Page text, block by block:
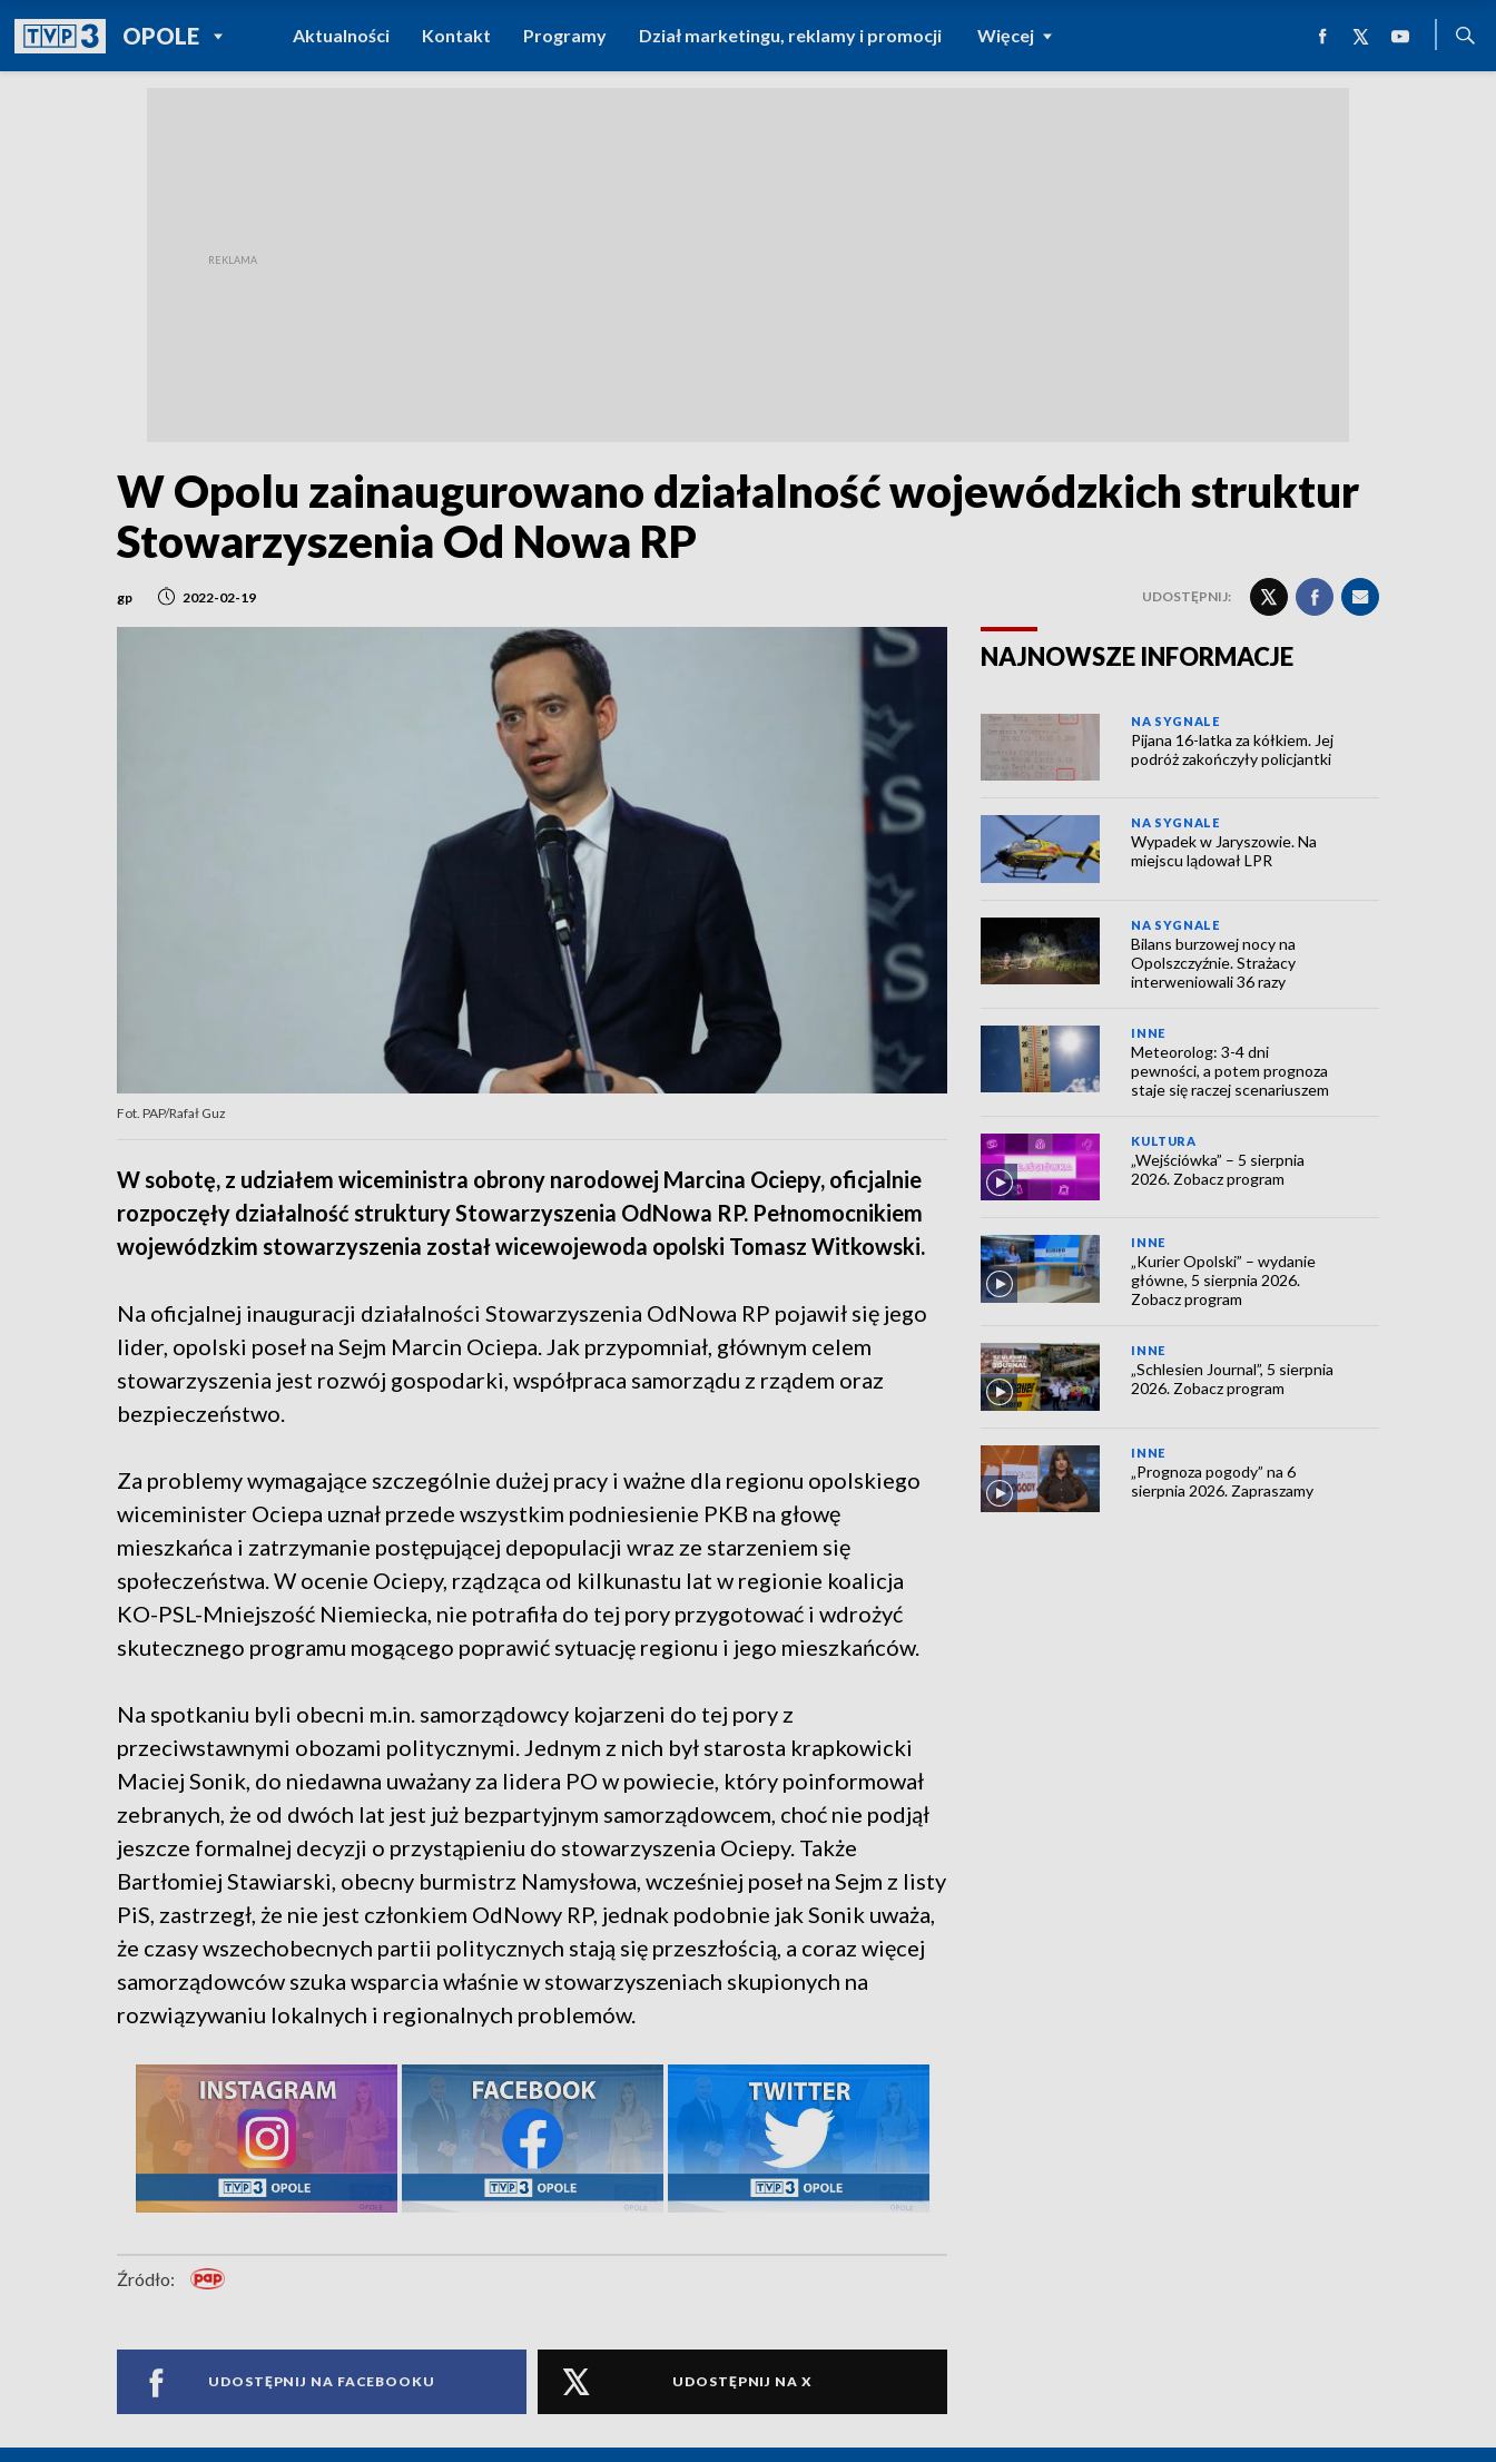
OPOLEPOWRÓT DO
TVP REGIONY
Aktualności Kontakt Programy Dział marketingu, reklamy i promocji Więcej
W Opolu zainaugurowano działalność wojewódzkich struktur
Stowarzyszenia Od Nowa RP
gp 2022-02-19 UDOSTĘPNIJ:
Fot. PAP/Rafał Guz
W sobotę, z udziałem wiceministra obrony narodowej Marcina Ociepy, oficjalnie
rozpoczęły działalność struktury Stowarzyszenia OdNowa RP. Pełnomocnikiem
wojewódzkim stowarzyszenia został wicewojewoda opolski Tomasz Witkowski.
Na oficjalnej inauguracji działalności Stowarzyszenia OdNowa RP pojawił się jego
lider, opolski poseł na Sejm Marcin Ociepa. Jak przypomniał, głównym celem
stowarzyszenia jest rozwój gospodarki, współpraca samorządu z rządem oraz
bezpieczeństwo.
Za problemy wymagające szczególnie dużej pracy i ważne dla regionu opolskiego
wiceminister Ociepa uznał przede wszystkim podniesienie PKB na głowę
mieszkańca i zatrzymanie postępującej depopulacji wraz ze starzeniem się
społeczeństwa. W ocenie Ociepy, rządząca od kilkunastu lat w regionie koalicja
KO-PSL-Mniejszość Niemiecka, nie potrafiła do tej pory przygotować i wdrożyć
skutecznego programu mogącego poprawić sytuację regionu i jego mieszkańców.
Na spotkaniu byli obecni m.in. samorządowcy kojarzeni do tej pory z
przeciwstawnymi obozami politycznymi. Jednym z nich był starosta krapkowicki
Maciej Sonik, do niedawna uważany za lidera PO w powiecie, który poinformował
zebranych, że od dwóch lat jest już bezpartyjnym samorządowcem, choć nie podjął
jeszcze formalnej decyzji o przystąpieniu do stowarzyszenia Ociepy. Także
Bartłomiej Stawiarski, obecny burmistrz Namysłowa, wcześniej poseł na Sejm z listy
PiS, zastrzegł, że nie jest członkiem OdNowy RP, jednak podobnie jak Sonik uważa,
że czasy wszechobecnych partii politycznych stają się przeszłością, a coraz więcej
samorządowców szuka wsparcia właśnie w stowarzyszeniach skupionych na
rozwiązywaniu lokalnych i regionalnych problemów.
Źródło:
UDOSTĘPNIJ NA FACEBOOKU UDOSTĘPNIJ NA X
NAJNOWSZE INFORMACJE
NA SYGNALE
Pijana 16-latka za kółkiem. Jej
podróż zakończyły policjantki
NA SYGNALE
Wypadek w Jaryszowie. Na
miejscu lądował LPR
NA SYGNALE
Bilans burzowej nocy na
Opolszczyźnie. Strażacy
interweniowali 36 razy
INNE
Meteorolog: 3-4 dni
pewności, a potem prognoza
staje się raczej scenariuszem
KULTURA
„Wejściówka” – 5 sierpnia
2026. Zobacz program
INNE
„Kurier Opolski” – wydanie
główne, 5 sierpnia 2026.
Zobacz program
INNE
„Schlesien Journal”, 5 sierpnia
2026. Zobacz program
INNE
„Prognoza pogody” na 6
sierpnia 2026. Zapraszamy